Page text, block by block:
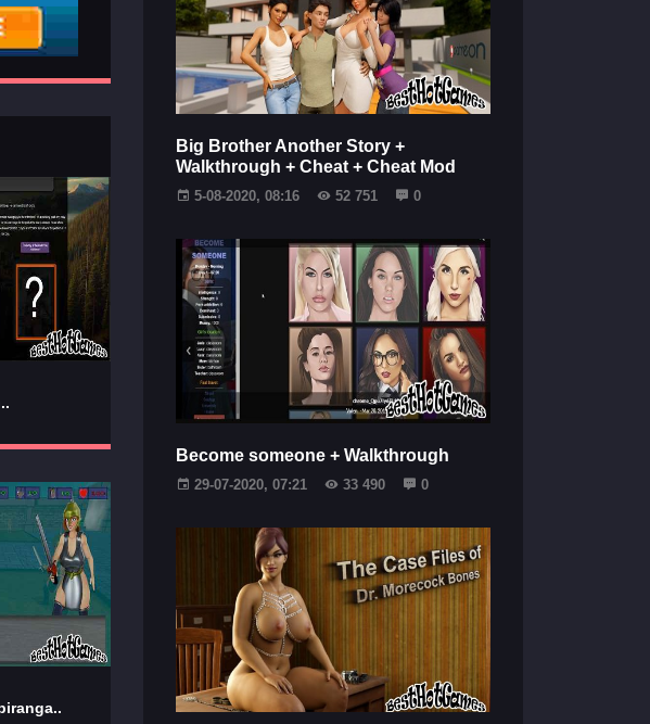
Big Brother Another Story +
Walkthrough + Cheat + Cheat Mod
5-08-2020, 08:16 52 751 0
Become someone + Walkthrough
29-07-2020, 07:21 33 490 0